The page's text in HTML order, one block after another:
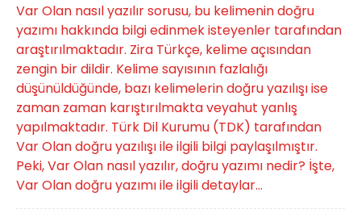
Var Olan nasıl yazılır sorusu, bu kelimenin doğru
yazımı hakkında bilgi edinmek isteyenler tarafından
araştırılmaktadır. Zira Türkçe, kelime açısından
zengin bir dildir. Kelime sayısının fazlalığı
düşünüldüğünde, bazı kelimelerin doğru yazılışı ise
zaman zaman karıştırılmakta veyahut yanlış
yapılmaktadır. Türk Dil Kurumu (TDK) tarafından
Var Olan doğru yazılışı ile ilgili bilgi paylaşılmıştır.
Peki, Var Olan nasıl yazılır, doğru yazımı nedir? İşte,
Var Olan doğru yazımı ile ilgili detaylar...